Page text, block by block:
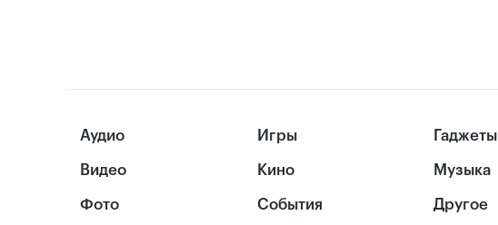
Аудио
Видео
Фото
Игры
Кино
События
Гаджеты
Музыка
Другое